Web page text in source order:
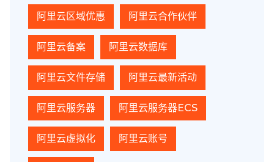
阿里云区域优惠 阿里云合作伙伴
阿里云备案 阿里云数据库
阿里云文件存储 阿里云最新活动
阿里云服务器 阿里云服务器ECS
阿里云虚拟化 阿里云账号